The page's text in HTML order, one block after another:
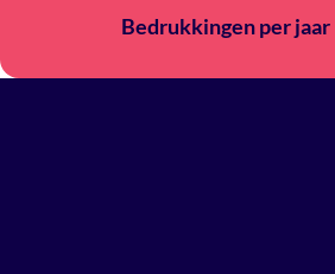
Bedrukkingen per jaar